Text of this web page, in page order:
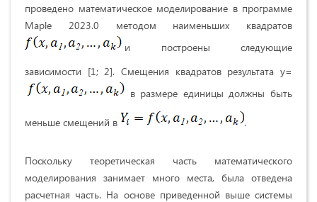
проведено математическое моделирование в программе
Maple 2023.0 методом наименьших квадратов
и построены следующие
зависимости [1; 2]. Смещения квадратов результата у=
в размере единицы должны быть
меньше смещений в .
Поскольку теоретическая часть математического
моделирования занимает много места, была отведена
расчетная часть. На основе приведенной выше системы